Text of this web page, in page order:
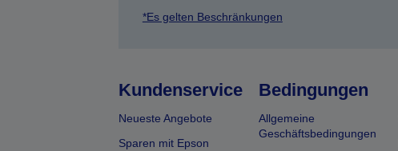
*Es gelten Beschränkungen
Kundenservice
Neueste Angebote
Sparen mit Epson
Bedingungen
Allgemeine
Geschäftsbedingungen